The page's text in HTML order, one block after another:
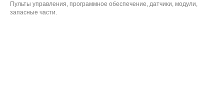
Пульты управления, программное обеспечение, датчики, модули,
запасные части.